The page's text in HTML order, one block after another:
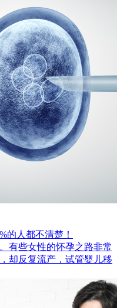
的人都不清楚！
有些女性的怀孕之路非常
却反复流产，试管婴儿移